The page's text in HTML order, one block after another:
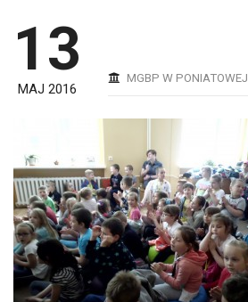
13
MAJ 2016
MGBP W PONIATOWEJ